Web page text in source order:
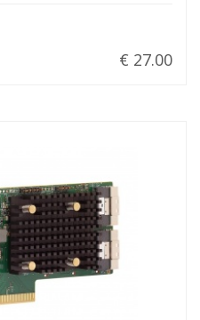
€ 27.00